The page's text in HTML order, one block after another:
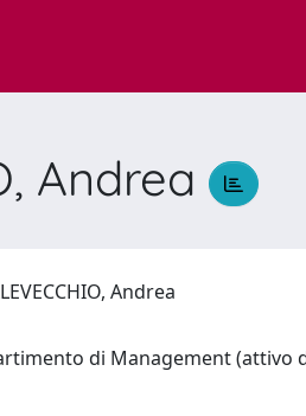
Andrea
Andrea
di Management (attivo